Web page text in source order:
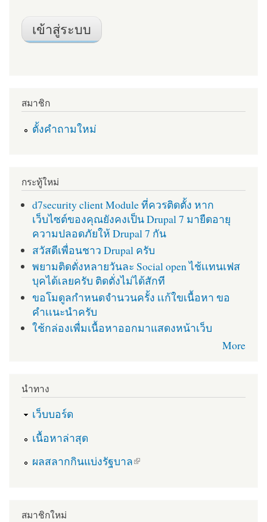
สมาชิก
ตั้งคำถามใหม่
กระทู้ใหม่
d7security client Module ที่ควรติดตั้ง หาก
เว็บไซต์ของคุณยังคงเป็น Drupal 7 มายืดอายุ
ความปลอดภัยให้ Drupal 7 กัน
สวัสดีเพื่อนชาว Drupal ครับ
พยามติดตั่งหลายวันละ Social open ไช้เเทนเฟส
บุคได้เลยครับ ติดตั่งไม่ได้สักที
ขอโมดูลกำหนดจำนวนครั้ง เเก้ใขเนื้อหา ขอ
คำเเนะนำครับ
ใช้กล่องเพื่มเนื้อหาออกมาแสดงหน้าเว็บ
More
นำทาง
เว็บบอร์ด
เนื้อหาล่าสุด
ผลสลากกินแบ่งรัฐบาล
(link is external)
สมาชิกใหม่